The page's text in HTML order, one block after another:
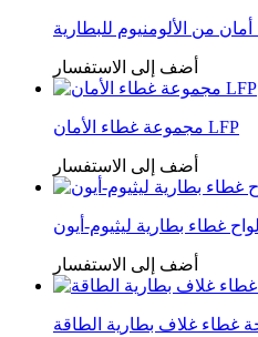
من الألومنيوم للبطارية
أضف إلى الاستفسار
مجموعة غطاء الأمان LFP
أضف إلى الاستفسار
ألواح غطاء بطارية ليثيوم-أيون
أضف إلى الاستفسار
غطاء غلاف بطارية الطاقة